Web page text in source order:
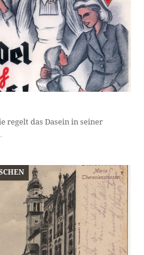
regelt das Dasein in seiner